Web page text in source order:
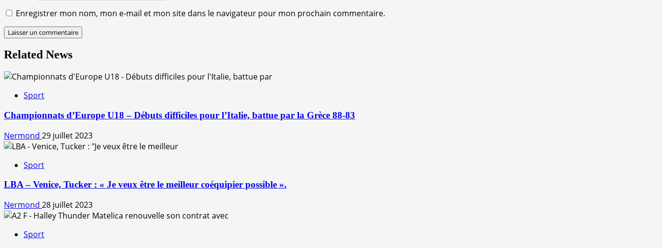
Enregistrer mon nom, mon e-mail et mon site dans le navigateur pour mon prochain commentaire.
Related News
Sport
Championnats d’Europe U18 – Débuts difficiles pour l’Italie, battue par la Grèce 88-83
Nermond 29 juillet 2023
Sport
LBA – Venice, Tucker : « Je veux être le meilleur coéquipier possible ».
Nermond 28 juillet 2023
Sport